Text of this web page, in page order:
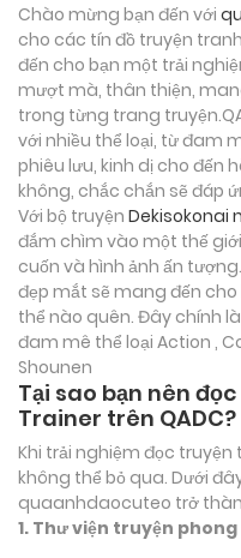
Chào mừng bạn đến với
cho các tín đồ truyện
đến cho bạn một trải
mượt mà, thân thiện,
trong từng trang
với nhiều thể loại, từ đam
phiêu lưu, kinh dị cho đến
không, chắc chắn sẽ đáp
Với bộ truyện Dekisokonai
đắm chìm vào một thế
cuốn và hình ảnh ấn
đẹp mắt sẽ mang đến
thể nào quên. Đây chính
đam mê thể loại Action ,
Shounen
Tại sao bạn nên
Trainer trên QADC?
Khi trải nghiệm đọc
không thể bỏ qua. Dưới
quaanhdaocuteo trở
1. Thư viện truyện